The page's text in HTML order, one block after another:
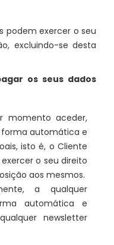
podem exercer o seu
excluindo-se desta
os seus dados
momento aceder,
automática e
isto é, o Cliente
o seu direito
aos mesmos.
a qualquer
automática e
newsletter